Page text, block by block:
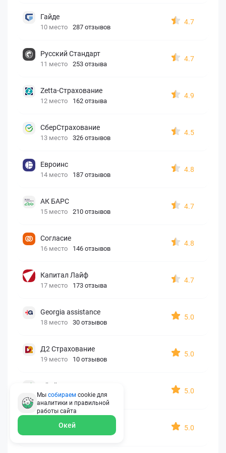
Гайде
10 место 287 отзывов
4.7
Русский Стандарт
11 место 253 отзыва
4.7
Zetta-Страхование
12 место 162 отзыва
4.9
СберСтрахование
13 место 326 отзывов
4.5
Евроинс
14 место 187 отзывов
4.8
АК БАРС
15 место 210 отзывов
4.7
Согласие
16 место 146 отзывов
4.8
Капитал Лайф
17 место 173 отзыва
4.7
Georgia assistance
18 место 30 отзывов
5.0
Д2 Страхование
19 место 10 отзывов
5.0
АйАйСи
20 место 7 отзывов
5.0
OxySport
5.0
Мы собираем cookie для
аналитики и правильной
работы сайта
Окей